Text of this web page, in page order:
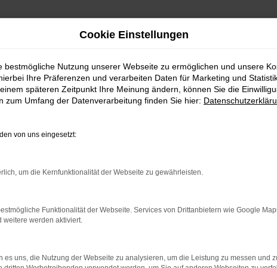
bestimmter Seiten verhindern. Funktioniert die Seite in
beheben.
auf dem neuesten Stand sind.
Cookie Einstellungen
bestmögliche Nutzung unserer Webseite zu ermöglichen und unsere
Ihre Präferenzen und verarbeiten Daten für Marketing und
späteren Zeitpunkt Ihre Meinung ändern, können Sie die
zum Umfang der Datenverarbeitung finden Sie hier:
von uns eingesetzt:
um die Kernfunktionalität der Webseite zu gewährleisten.
Funktionalität der Webseite. Services von Drittanbietern wie Google
weitere werden aktiviert.
es uns, die Nutzung der Webseite zu analysieren, um die Leistung zu messen und